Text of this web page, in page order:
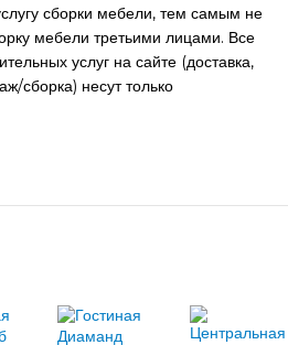
сборки мебели, тем самым не
мебели третьими лицами. Все
услуг на сайте (доставка,
сборка) несут только